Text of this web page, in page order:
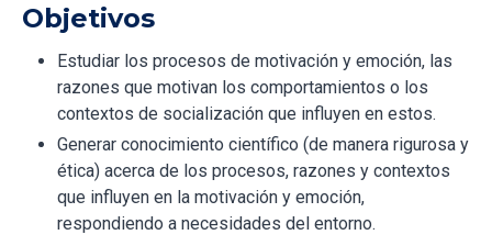
Objetivos
Estudiar los procesos de motivación y emoción, las
razones que motivan los comportamientos o los
contextos de socialización que influyen en estos.
Generar conocimiento científico (de manera rigurosa y
ética) acerca de los procesos, razones y contextos
que influyen en la motivación y emoción,
respondiendo a necesidades del entorno.